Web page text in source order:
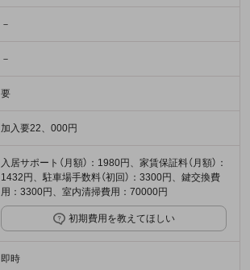
－
－
要
加入要22、000円
入居サポート（月額）：1980円、家賃保証料（月額）：
1432円、駐車場手数料（初回）：3300円、鍵交換費
用：3300円、室内清掃費用：70000円
初期費用を教えてほしい
即時